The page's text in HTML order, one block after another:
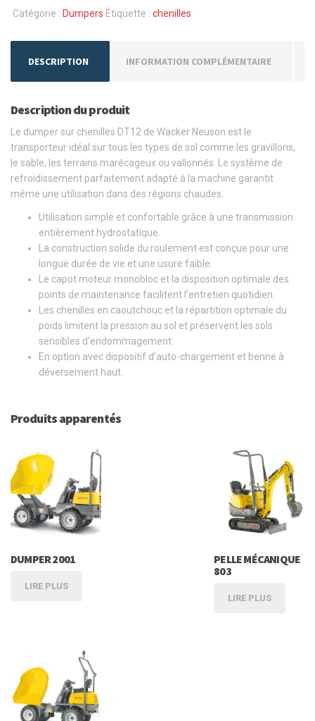
Catégorie : Dumpers Étiquette : chenilles
DESCRIPTION INFORMATION COMPLÉMENTAIRE
Description du produit
Le dumper sur chenilles DT12 de Wacker Neuson est le
transporteur idéal sur tous les types de sol comme les gravillons,
le sable, les terrains marécageux ou vallonnés. Le système de
refroidissement parfaitement adapté à la machine garantit
même une utilisation dans des régions chaudes.
Utilisation simple et confortable grâce à une transmission
entièrement hydrostatique.
La construction solide du roulement est conçue pour une
longue durée de vie et une usure faible.
Le capot moteur monobloc et la disposition optimale des
points de maintenance facilitent l’entretien quotidien.
Les chenilles en caoutchouc et la répartition optimale du
poids limitent la pression au sol et préservent les sols
sensibles d’endommagement.
En option avec dispositif d’auto-chargement et benne à
déversement haut.
Produits apparentés
DUMPER 2001
LIRE PLUS
PELLE MÉCANIQUE
803
LIRE PLUS